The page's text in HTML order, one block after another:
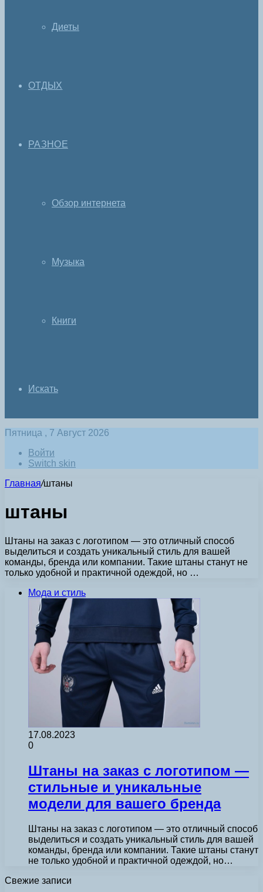
Диеты
ОТДЫХ
РАЗНОЕ
Обзор интернета
Музыка
Книги
Искать
Пятница , 7 Август 2026
Войти
Switch skin
Главная/штаны
штаны
Штаны на заказ с логотипом — это отличный способ
выделиться и создать уникальный стиль для вашей
команды, бренда или компании. Такие штаны станут не
только удобной и практичной одеждой, но …
Мода и стиль
17.08.2023
0
Штаны на заказ с логотипом —
стильные и уникальные
модели для вашего бренда
Штаны на заказ с логотипом — это отличный способ
выделиться и создать уникальный стиль для вашей
команды, бренда или компании. Такие штаны станут
не только удобной и практичной одеждой, но…
Свежие записи